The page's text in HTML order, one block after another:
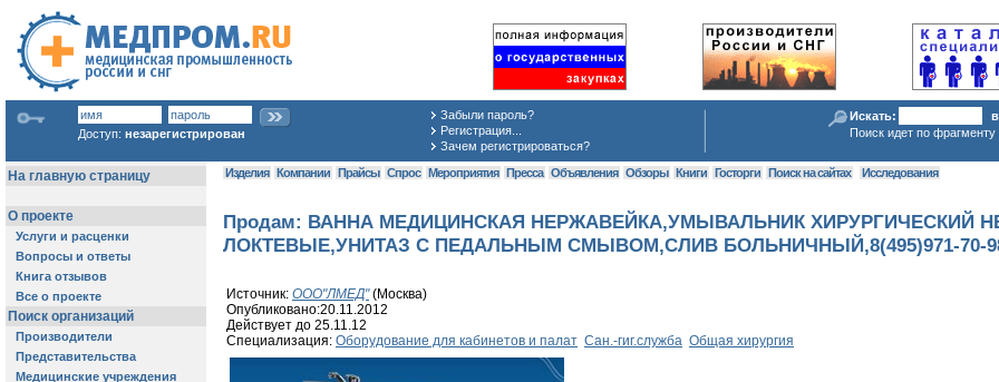
Доступ: незарегистрирован
Забыли пароль?
Регистрация...
Зачем регистрироваться?
Искать:
Поиск идет по
Изделия Компании Прайсы Спрос Мероприятия Пресса Объявления Обзоры Книги Госторги Поиск на сайтах Исследования
Продам: ВАННА МЕДИЦИНСКАЯ НЕРЖАВЕЙКА,УМЫВАЛЬНИК ХИРУРГИЧЕСКИЙ
ЛОКТЕВЫЕ,УНИТАЗ С ПЕДАЛЬНЫМ СМЫВОМ,СЛИВ БОЛЬНИЧНЫЙ,8(495)971-70-
Источник: ООО"ЛМЕД"(Москва)
Опубликовано:20.11.2012
Действует до 25.11.12
Специализация: Оборудование для кабинетов и палат Сан.-гиг.служба Общая хирургия